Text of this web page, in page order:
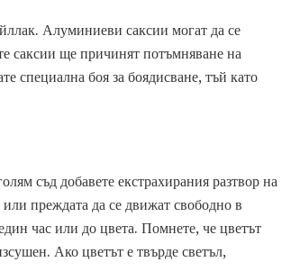
Алуминиеви саксии могат да се
саксии ще причинят потъмняване на
специална боя за боядисване, тъй като
съд добавете екстрахирания разтвор на
или преждата да се движат свободно в
час или до цвета. Помнете, че цветът
Ако цветът е твърде светъл,